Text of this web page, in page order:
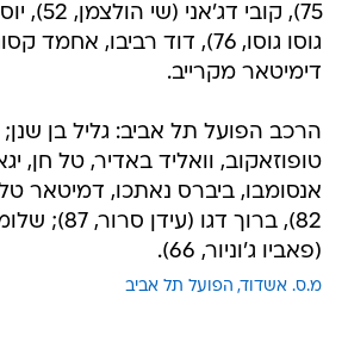
75), קובי
גוסו גוסו, 76), דוד רביבו,
דימיטאר מקרייב.
הרכב הפועל תל אביב: גליל בן שנן;
טופוזאקוב, וואליד באדיר, טל חן,
אנסומבו, ביברס נאתכו, דמיטאר
82), ברוך דגו
(פאביו ג'וניור, 66).
מ.ס. אשדוד הפועל תל אביב